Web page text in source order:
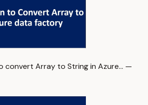
convert Array to String in Azure… —